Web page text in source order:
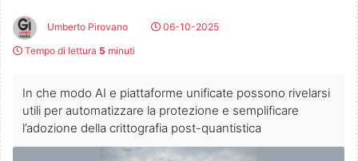
Umberto Pirovano
06-10-2025
Tempo di lettura 5 minuti
In che modo AI e piattaforme unificate possono rivelarsi
utili per automatizzare la protezione e semplificare
l’adozione della crittografia post-quantistica